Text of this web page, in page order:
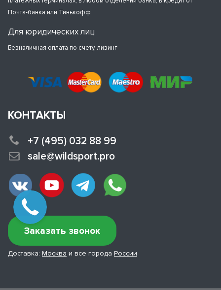
Почта-банка или Тинькофф
Для юридических лиц
Безналичная оплата по счету, лизинг
КОНТАКТЫ
+7 (495) 032 88 99
sale@wildsport.pro
Заказать звонок
Доставка: Москва и все города России